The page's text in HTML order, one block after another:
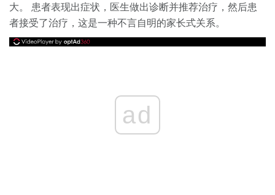
大。 患者表现出症状，医生做出诊断并推荐治疗，然后患
者接受了治疗，这是一种不言自明的家长式关系。
ad